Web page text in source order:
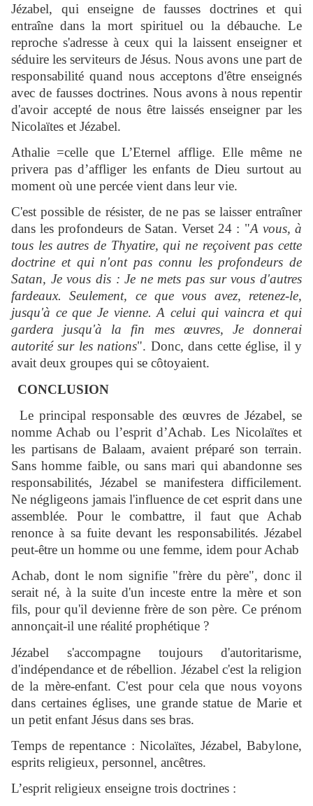
Jézabel, qui enseigne de fausses doctrines et qui
entraîne dans la mort spirituel ou la débauche. Le
reproche s'adresse à ceux qui la laissent enseigner et
séduire les serviteurs de Jésus. Nous avons une part de
responsabilité quand nous acceptons d'être enseignés
avec de fausses doctrines. Nous avons à nous repentir
d'avoir accepté de nous être laissés enseigner par les
Nicolaïtes et Jézabel.
Athalie =celle que L’Eternel afflige. Elle même ne
privera pas d’affliger les enfants de Dieu surtout au
moment où une percée vient dans leur vie.
C'est possible de résister, de ne pas se laisser entraîner
dans les profondeurs de Satan. Verset 24 : "A vous, à
tous les autres de Thyatire, qui ne reçoivent pas cette
doctrine et qui n'ont pas connu les profondeurs de
Satan, Je vous dis : Je ne mets pas sur vous d'autres
fardeaux. Seulement, ce que vous avez, retenez-le,
jusqu'à ce que Je vienne. A celui qui vaincra et qui
gardera jusqu'à la fin mes œuvres, Je donnerai
autorité sur les nations". Donc, dans cette église, il y
avait deux groupes qui se côtoyaient.
CONCLUSION
Le principal responsable des œuvres de Jézabel, se
nomme Achab ou l’esprit d’Achab. Les Nicolaïtes et
les partisans de Balaam, avaient préparé son terrain.
Sans homme faible, ou sans mari qui abandonne ses
responsabilités, Jézabel se manifestera difficilement.
Ne négligeons jamais l'influence de cet esprit dans une
assemblée. Pour le combattre, il faut que Achab
renonce à sa fuite devant les responsabilités. Jézabel
peut-être un homme ou une femme, idem pour Achab
Achab, dont le nom signifie "frère du père", donc il
serait né, à la suite d'un inceste entre la mère et son
fils, pour qu'il devienne frère de son père. Ce prénom
annonçait-il une réalité prophétique ?
Jézabel s'accompagne toujours d'autoritarisme,
d'indépendance et de rébellion. Jézabel c'est la religion
de la mère-enfant. C'est pour cela que nous voyons
dans certaines églises, une grande statue de Marie et
un petit enfant Jésus dans ses bras.
Temps de repentance : Nicolaïtes, Jézabel, Babylone,
esprits religieux, personnel, ancêtres.
L’esprit religieux enseigne trois doctrines :